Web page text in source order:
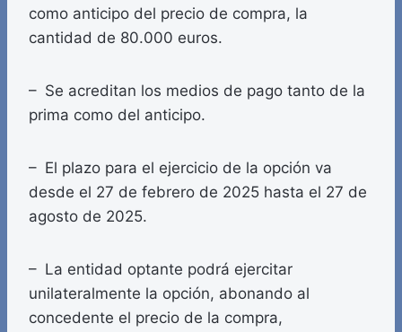
como anticipo del precio de compra, la
cantidad de 80.000 euros.
– Se acreditan los medios de pago tanto de la
prima como del anticipo.
– El plazo para el ejercicio de la opción va
desde el 27 de febrero de 2025 hasta el 27 de
agosto de 2025.
– La entidad optante podrá ejercitar
unilateralmente la opción, abonando al
concedente el precio de la compra,